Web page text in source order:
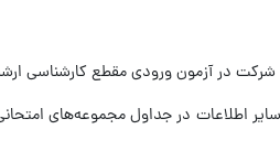
سایر اطلاعات در جداول مجموعه‌های